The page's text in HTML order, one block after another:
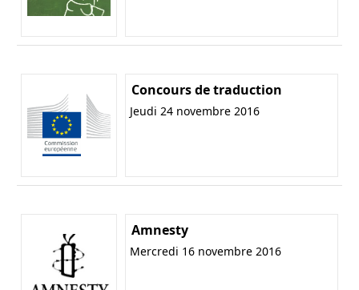
Concours de traduction
Jeudi 24 novembre 2016
Amnesty
Mercredi 16 novembre 2016